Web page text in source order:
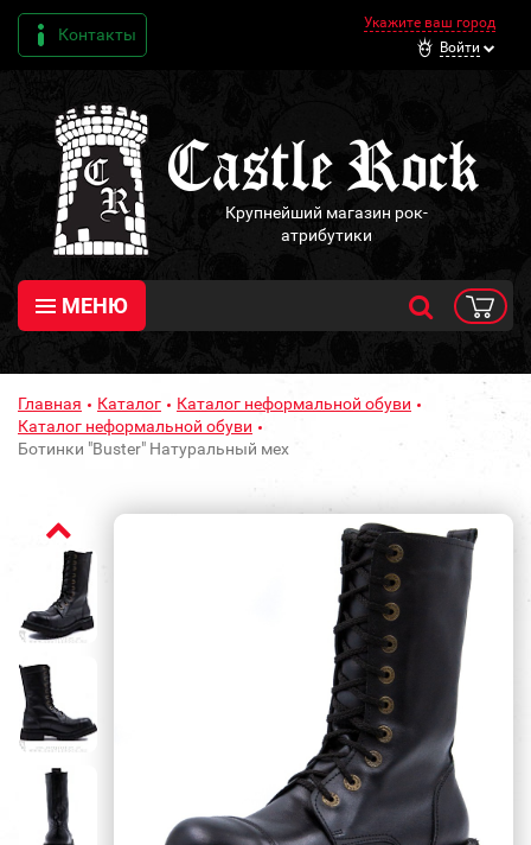
Контакты
Укажите ваш город
Войти
Крупнейший магазин рок-
атрибутики
МЕНЮ
Главная Каталог
Каталог неформальной обуви
Каталог неформальной обуви
Ботинки "Buster" Натуральный мех